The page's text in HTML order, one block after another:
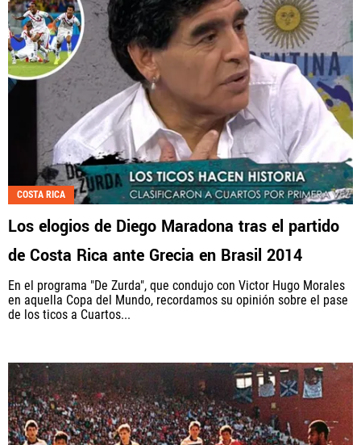
COSTA RICA
Los elogios de Diego Maradona tras el partido
de Costa Rica ante Grecia en Brasil 2014
En el programa "De Zurda", que condujo con Victor Hugo Morales
en aquella Copa del Mundo, recordamos su opinión sobre el pase
de los ticos a Cuartos...